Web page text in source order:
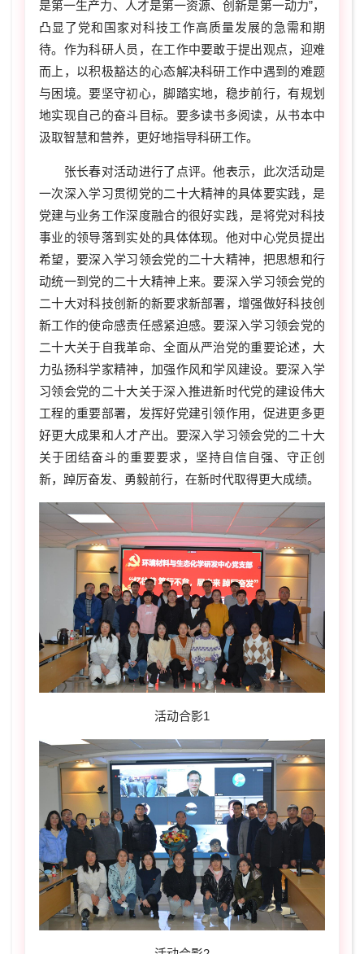
是第一生产力、人才是第一资源、创新是第一动力”，
凸显了党和国家对科技工作高质量发展的急需和期
待。作为科研人员，在工作中要敢于提出观点，迎难
而上，以积极豁达的心态解决科研工作中遇到的难题
与困境。要坚守初心，脚踏实地，稳步前行，有规划
地实现自己的奋斗目标。要多读书多阅读，从书本中
汲取智慧和营养，更好地指导科研工作。
张长春对活动进行了点评。他表示，此次活动是
一次深入学习贯彻党的二十大精神的具体要实践，是
党建与业务工作深度融合的很好实践，是将党对科技
事业的领导落到实处的具体体现。他对中心党员提出
希望，要深入学习领会党的二十大精神，把思想和行
动统一到党的二十大精神上来。要深入学习领会党的
二十大对科技创新的新要求新部署，增强做好科技创
新工作的使命感责任感紧迫感。要深入学习领会党的
二十大关于自我革命、全面从严治党的重要论述，大
力弘扬科学家精神，加强作风和学风建设。要深入学
习领会党的二十大关于深入推进新时代党的建设伟大
工程的重要部署，发挥好党建引领作用，促进更多更
好更大成果和人才产出。要深入学习领会党的二十大
关于团结奋斗的重要要求，坚持自信自强、守正创
新，踔厉奋发、勇毅前行，在新时代取得更大成绩。
活动合影1